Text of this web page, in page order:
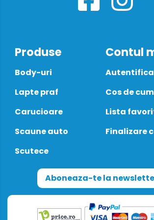
Produse
Body-uri
Lapte praf
Carucioare
Scaune auto
Scutece
Contul
Cos de
Lista
Finalizare
Aboneaza-te la